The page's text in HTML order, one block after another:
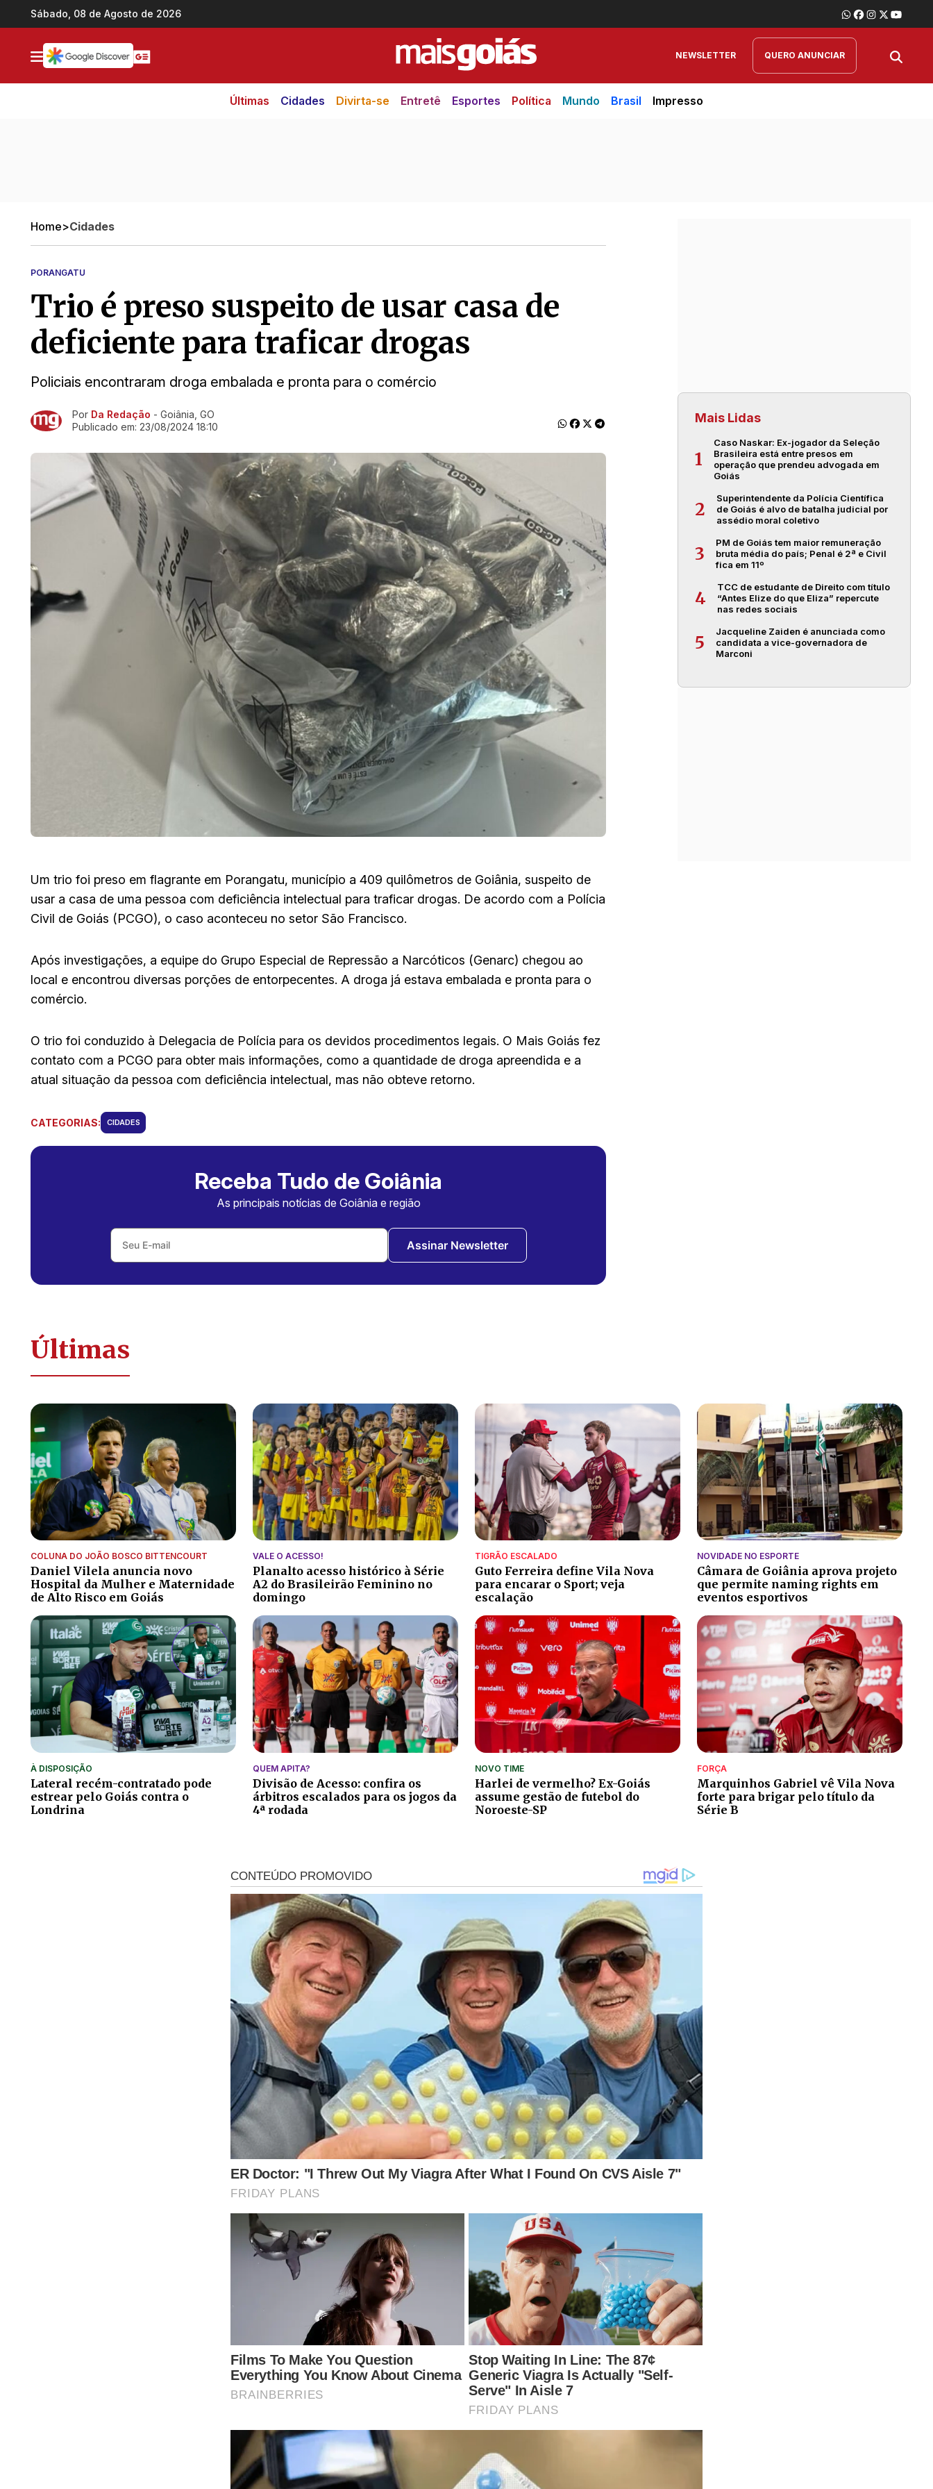
Ir direto pro conteúdo
Sábado, 08 de Agosto de 2026
NEWSLETTER QUERO ANUNCIAR
Últimas Cidades Divirta-se Entretê Esportes Política Mundo Brasil Impresso
Home>Cidades
PORANGATU
Trio é preso suspeito de usar casa de
deficiente para traficar drogas
Policiais encontraram droga embalada e pronta para o comércio
Ir direto pra matéria
Por Da Redação - Goiânia, GO
Publicado em: 23/08/2024 18:10
Um trio foi preso em flagrante em Porangatu, município a 409 quilômetros de Goiânia, suspeito de
usar a casa de uma pessoa com deficiência intelectual para traficar drogas. De acordo com a Polícia
Civil de Goiás (PCGO), o caso aconteceu no setor São Francisco.
Após investigações, a equipe do Grupo Especial de Repressão a Narcóticos (Genarc) chegou ao
local e encontrou diversas porções de entorpecentes. A droga já estava embalada e pronta para o
comércio.
O trio foi conduzido à Delegacia de Polícia para os devidos procedimentos legais. O Mais Goiás fez
contato com a PCGO para obter mais informações, como a quantidade de droga apreendida e a
atual situação da pessoa com deficiência intelectual, mas não obteve retorno.
CATEGORIAS: CIDADES
Receba Tudo de Goiânia
As principais notícias de Goiânia e região
Assinar Newsletter
Mais Lidas
1
Caso Naskar: Ex-jogador da Seleção
Brasileira está entre presos em
operação que prendeu advogada em
Goiás
2
Superintendente da Polícia Científica
de Goiás é alvo de batalha judicial por
assédio moral coletivo
3
PM de Goiás tem maior remuneração
bruta média do país; Penal é 2ª e Civil
fica em 11º
4
TCC de estudante de Direito com título
“Antes Elize do que Eliza” repercute
nas redes sociais
5
Jacqueline Zaiden é anunciada como
candidata a vice-governadora de
Marconi
Últimas
COLUNA DO JOÃO BOSCO BITTENCOURT
Daniel Vilela anuncia novo
Hospital da Mulher e Maternidade
de Alto Risco em Goiás
VALE O ACESSO!
Planalto acesso histórico à Série
A2 do Brasileirão Feminino no
domingo
TIGRÃO ESCALADO
Guto Ferreira define Vila Nova
para encarar o Sport; veja
escalação
NOVIDADE NO ESPORTE
Câmara de Goiânia aprova projeto
que permite naming rights em
eventos esportivos
À DISPOSIÇÃO
Lateral recém-contratado pode
estrear pelo Goiás contra o
Londrina
QUEM APITA?
Divisão de Acesso: confira os
árbitros escalados para os jogos da
4ª rodada
NOVO TIME
Harlei de vermelho? Ex-Goiás
assume gestão de futebol do
Noroeste-SP
FORÇA
Marquinhos Gabriel vê Vila Nova
forte para brigar pelo título da
Série B